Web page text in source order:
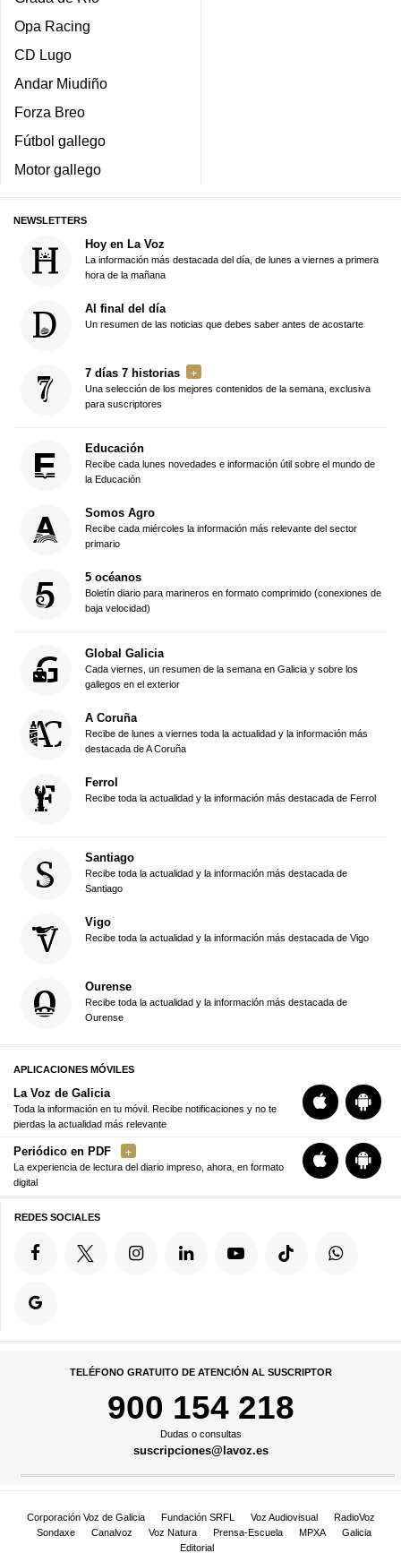
Opa Racing
CD Lugo
Andar Miudiño
Forza Breo
Fútbol gallego
Motor gallego
NEWSLETTERS
Hoy en La Voz
La información más destacada del día, de lunes a viernes a primera
hora de la mañana
Al final del día
Un resumen de las noticias que debes saber antes de acostarte
7 días 7 historias
Una selección de los mejores contenidos de la semana, exclusiva
para suscriptores
Educación
Recibe cada lunes novedades e información útil sobre el mundo de
la Educación
Somos Agro
Recibe cada miércoles la información más relevante del sector
primario
5 océanos
Boletín diario para marineros en formato comprimido (conexiones de
baja velocidad)
Global Galicia
Cada viernes, un resumen de la semana en Galicia y sobre los
gallegos en el exterior
A Coruña
Recibe de lunes a viernes toda la actualidad y la información más
destacada de A Coruña
Ferrol
Recibe toda la actualidad y la información más destacada de Ferrol
Santiago
Recibe toda la actualidad y la información más destacada de
Santiago
Vigo
Recibe toda la actualidad y la información más destacada de Vigo
Ourense
Recibe toda la actualidad y la información más destacada de
Ourense
APLICACIONES MÓVILES
La Voz de Galicia
Toda la información en tu móvil. Recibe notificaciones y no te
pierdas la actualidad más relevante
Periódico en PDF
La experiencia de lectura del diario impreso, ahora, en formato
digital
REDES SOCIALES
TELÉFONO GRATUITO DE ATENCIÓN AL SUSCRIPTOR
900 154 218
Dudas o consultas
suscripciones@lavoz.es
Corporación Voz de Galicia Fundación SRFL Voz Audiovisual
RadioVoz
Sondaxe
Canalvoz Voz Natura Prensa-Escuela MPXA
Galicia
Editorial